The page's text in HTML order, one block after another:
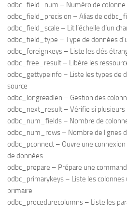
odbc_field_num – Numéro de colonne
odbc_field_precision – Alias de
odbc_field_scale – Lit l’échelle d’un
odbc_field_type – Type de données
odbc_foreignkeys – Liste les clés
odbc_free_result – Libère les
odbc_gettypeinfo – Liste les types de
source
odbc_longreadlen – Gestion des
odbc_next_result – Vérifie si
odbc_num_fields – Nombre de
odbc_num_rows – Nombre de lignes
odbc_pconnect – Ouvre une
de données
odbc_prepare – Prépare une
odbc_primarykeys – Liste les colonnes
primaire
odbc_procedurecolumns – Liste les